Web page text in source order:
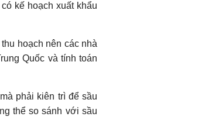
kế hoạch xuất khẩu
hoạch nên các nhà
Quốc và tính toán
phải kiên trì để sầu
thể so sánh với sầu